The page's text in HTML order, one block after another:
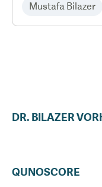
Mustafa Bilazer
DR. BILAZER
QUNOSCORE